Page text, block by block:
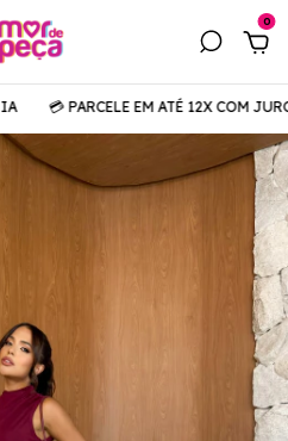
0
💳 PARCELE EM ATÉ 12X COM JUROS